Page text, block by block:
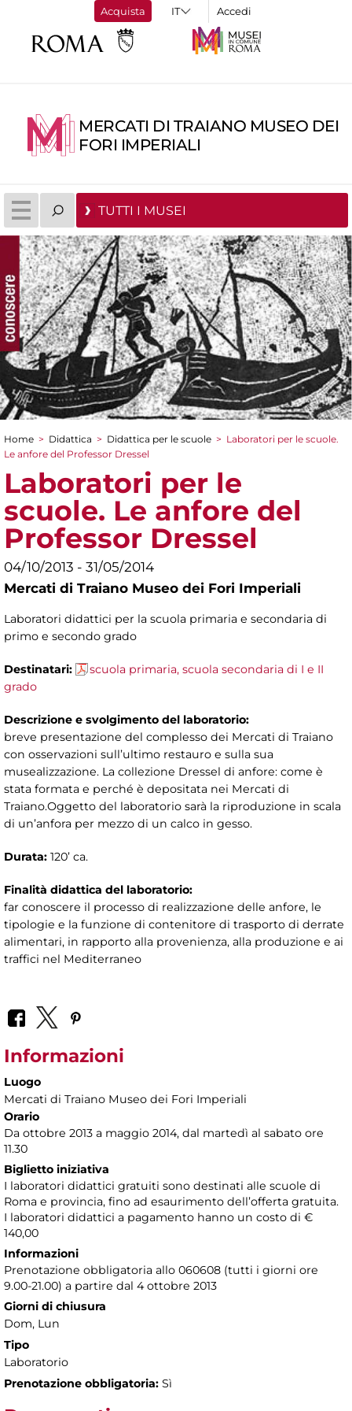
Acquista Accedi
MERCATI DI TRAIANO MUSEO DEI
FORI IMPERIALI
TUTTI I MUSEI
Tu sei qui
Home > Didattica > Didattica per le scuole > Laboratori per le scuole.
Le anfore del Professor Dressel
Laboratori per le
scuole. Le anfore del
Professor Dressel
04/10/2013 - 31/05/2014
Mercati di Traiano Museo dei Fori Imperiali
Laboratori didattici per la scuola primaria e secondaria di
primo e secondo grado
Destinatari:
scuola primaria, scuola secondaria di I e II
grado
Descrizione e svolgimento del laboratorio:
breve presentazione del complesso dei Mercati di Traiano
con osservazioni sull’ultimo restauro e sulla sua
musealizzazione. La collezione Dressel di anfore: come è
stata formata e perché è depositata nei Mercati di
Traiano.Oggetto del laboratorio sarà la riproduzione in scala
di un’anfora per mezzo di un calco in gesso.
Durata: 120’ ca.
Finalità didattica del laboratorio:
far conoscere il processo di realizzazione delle anfore, le
tipologie e la funzione di contenitore di trasporto di derrate
alimentari, in rapporto alla provenienza, alla produzione e ai
traffici nel Mediterraneo
Informazioni
Luogo
Mercati di Traiano Museo dei Fori Imperiali
Orario
Da ottobre 2013 a maggio 2014, dal martedì al sabato ore
11.30
Biglietto iniziativa
I laboratori didattici gratuiti sono destinati alle scuole di
Roma e provincia, fino ad esaurimento dell’offerta gratuita.
I laboratori didattici a pagamento hanno un costo di €
140,00
Informazioni
Prenotazione obbligatoria allo 060608 (tutti i giorni ore
9.00-21.00) a partire dal 4 ottobre 2013
Giorni di chiusura
Dom, Lun
Tipo
Laboratorio
Prenotazione obbligatoria: Sì